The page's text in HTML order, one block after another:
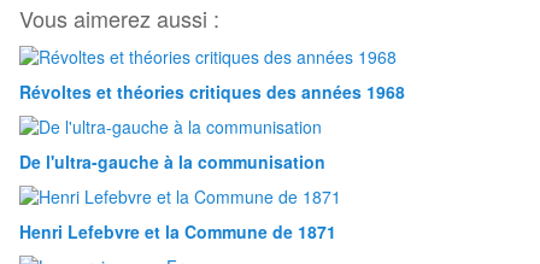
Vous aimerez aussi :
Révoltes et théories critiques des années 1968
De l'ultra-gauche à la communisation
Henri Lefebvre et la Commune de 1871